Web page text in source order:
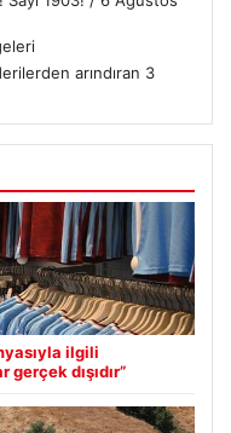
arındıran 3
ilgili
dışıdır”